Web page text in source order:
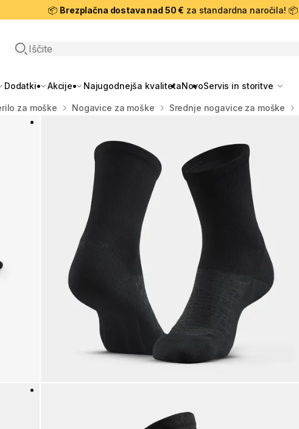
📦 Brezplačna dostava nad 50 € za standardna naročila! 📦
Odpri iskanje
Dodatki Akcije Najugodnejša kvalitetaNovoServis in storitve
za moške Nogavice za moške Srednje nogavice za moške